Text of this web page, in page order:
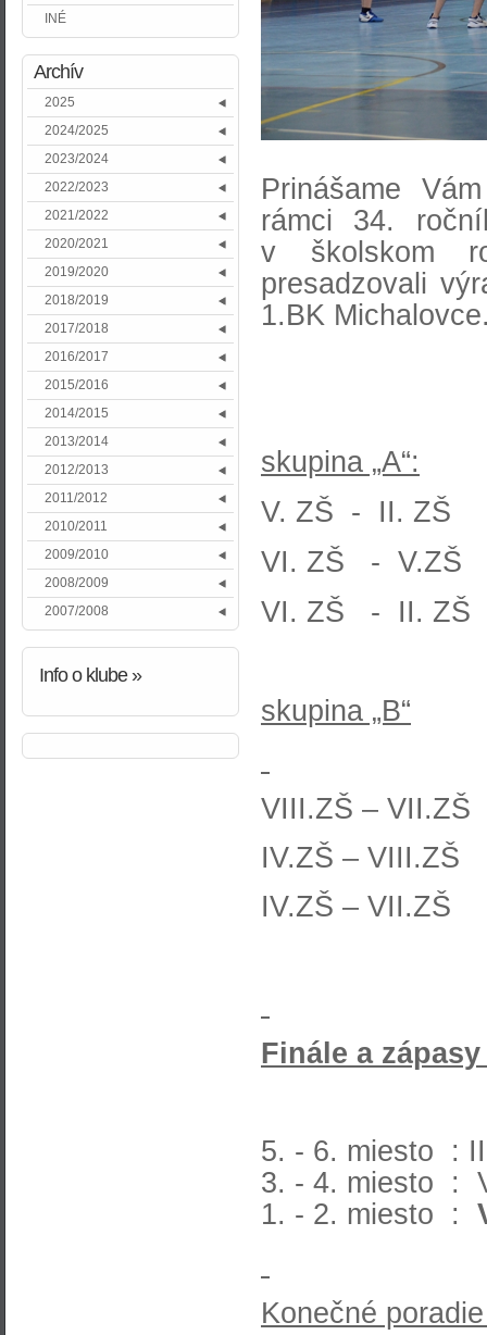
INÉ
Archív
2025
2024/2025
2023/2024
2022/2023
2021/2022
2020/2021
2019/2020
2018/2019
2017/2018
2016/2017
2015/2016
2014/2015
2013/2014
2012/2013
2011/2012
2010/2011
2009/2010
2008/2009
2007/2008
Infoo klube »
Prinášame
rámci 34.
v školskom
presadzovali
1.BK
skupina „A“:
V. ZŠ - II.
VI. ZŠ -
VI. ZŠ - II.
skupina „B“
VIII.ZŠ –
IV.ZŠ –
IV.ZŠ –
Finále a
5. - 6. miesto :
3. - 4. miesto :
1. - 2. miesto :
Konečné